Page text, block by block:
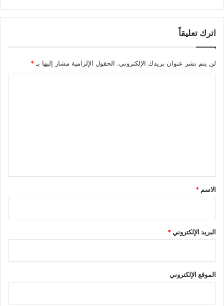
اترك تعليقاً
لن يتم نشر عنوان بريدك الإلكتروني. الحقول الإلزامية مشار إليها بـ *
*
الاسم *
البريد الإلكتروني*
الموقع الإلكتروني